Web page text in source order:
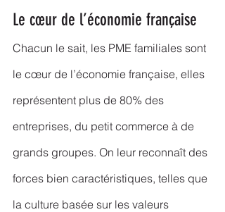
Le cœur de l’économie française
Chacun le sait, les PME familiales sont
le cœur de l’économie française, elles
représentent plus de 80% des
entreprises, du petit commerce à de
grands groupes. On leur reconnaît des
forces bien caractéristiques, telles que
la culture basée sur les valeurs